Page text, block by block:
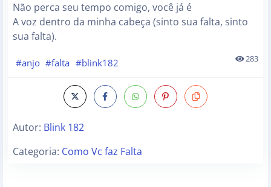
Não perca seu tempo comigo, você já é
A voz dentro da minha cabeça (sinto sua falta, sinto
sua falta).
#anjo #falta #blink182 283
Autor: Blink 182
Categoria: Como Vc faz Falta